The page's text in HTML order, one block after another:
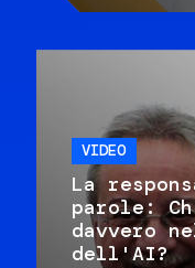
VIDEO
La
parole:
davvero
dell'AI?